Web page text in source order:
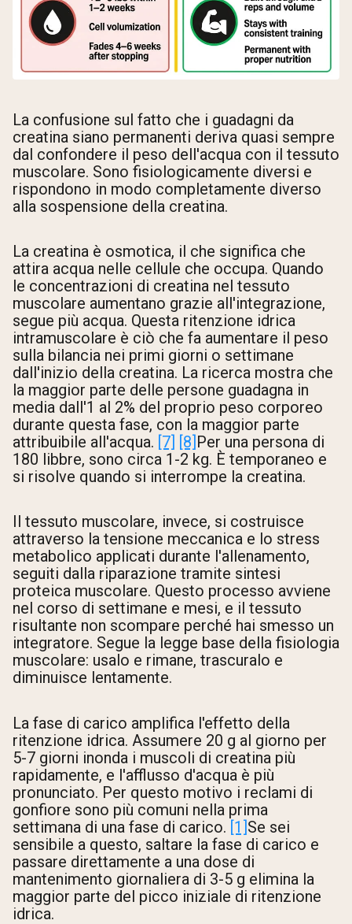
La confusione sul fatto che i guadagni da
creatina siano permanenti deriva quasi sempre
dal confondere il peso dell'acqua con il tessuto
muscolare. Sono fisiologicamente diversi e
rispondono in modo completamente diverso
alla sospensione della creatina.
La creatina è osmotica, il che significa che
attira acqua nelle cellule che occupa. Quando
le concentrazioni di creatina nel tessuto
muscolare aumentano grazie all'integrazione,
segue più acqua. Questa ritenzione idrica
intramuscolare è ciò che fa aumentare il peso
sulla bilancia nei primi giorni o settimane
dall'inizio della creatina. La ricerca mostra che
la maggior parte delle persone guadagna in
media dall'1 al 2% del proprio peso corporeo
durante questa fase, con la maggior parte
attribuibile all'acqua. [7] [8] Per una persona di
180 libbre, sono circa 1-2 kg. È temporaneo e
si risolve quando si interrompe la creatina.
Il tessuto muscolare, invece, si costruisce
attraverso la tensione meccanica e lo stress
metabolico applicati durante l'allenamento,
seguiti dalla riparazione tramite sintesi
proteica muscolare. Questo processo avviene
nel corso di settimane e mesi, e il tessuto
risultante non scompare perché hai smesso un
integratore. Segue la legge base della fisiologia
muscolare: usalo e rimane, trascuralo e
diminuisce lentamente.
La fase di carico amplifica l'effetto della
ritenzione idrica. Assumere 20 g al giorno per
5-7 giorni inonda i muscoli di creatina più
rapidamente, e l'afflusso d'acqua è più
pronunciato. Per questo motivo i reclami di
gonfiore sono più comuni nella prima
settimana di una fase di carico. [1]Se sei
sensibile a questo, saltare la fase di carico e
passare direttamente a una dose di
mantenimento giornaliera di 3-5 g elimina la
maggior parte del picco iniziale di ritenzione
idrica.